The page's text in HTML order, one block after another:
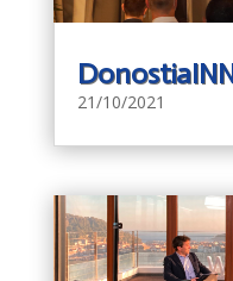
21/10/2021